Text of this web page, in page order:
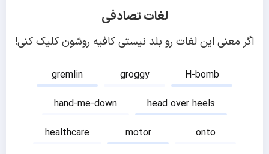
لغات تصادفی
اگر معنی این لغات رو بلد نیستی کافیه روشون کلیک کنی!
gremlin groggy
H-bomb
hand-me-down
head over heels
healthcare
motor
onto